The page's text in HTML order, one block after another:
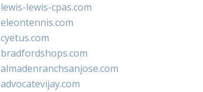
lewis-lewis-cpas.com
eleontennis.com
cyetus.com
bradfordshops.com
almadenranchsanjose.com
advocatevijay.com